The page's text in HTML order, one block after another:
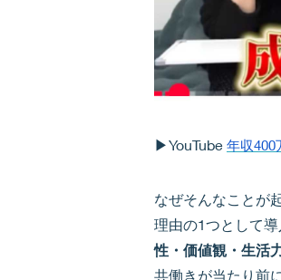
▶YouTube 年収400
なぜそんなことが
理由の1つとして導
性・価値観・生活
共働きが当たり前